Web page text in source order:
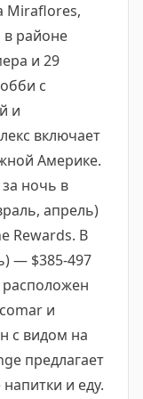
Miraflores,
в районе
и 29
с
и
включает
Америке.
ночь в
апрель)
Rewards. В
— $385-497
расположен
и
с видом на
предлагает
и еду.